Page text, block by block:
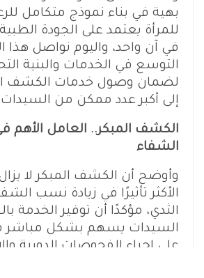
بهية في بناء نموذج متكامل
للمرأة يعتمد على الجودة
في آن واحد، واليوم نواصل هذا
التوسع في الخدمات والبنية
لضمان وصول خدمات الكشف
إلى أكبر عدد ممكن من
الكشف المبكر.. العامل الأهم
الشفاء
وأوضح أن الكشف المبكر لا
الأكثر تأثيرًا في زيادة نسب
الثدي، مؤكدًا أن توفير الخدمة
السيدات يسهم بشكل
على إجراء الفحوصات الدورية